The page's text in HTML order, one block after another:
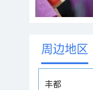
周边地区
丰都